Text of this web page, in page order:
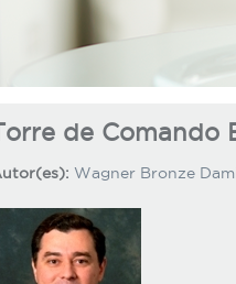
de Comando
Wagner Bronze